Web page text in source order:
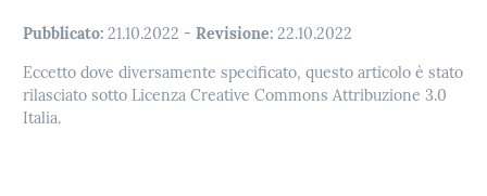
Pubblicato: 21.10.2022 - Revisione: 22.10.2022
Eccetto dove diversamente specificato, questo articolo è stato
rilasciato sotto Licenza Creative Commons Attribuzione 3.0
Italia.